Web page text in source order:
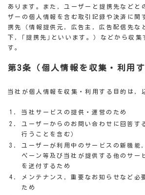
あります。また，ユーザーと提携先などと
ザーの個人情報を含む取引記録や決済に関
携先（情報提供元，広告主，広告配信先な
下，｢提携先｣といいます。）などから収集
す。
第3条（個人情報を収集・利用す
当社が個人情報を収集・利用する目的は，
当社サービスの提供・運営のため
ユーザーからのお問い合わせに回答す
行うことを含む）
ユーザーが利用中のサービスの新機能
ペーン等及び当社が提供する他のサー
を送付するため
メンテナンス，重要なお知らせなど必
ため